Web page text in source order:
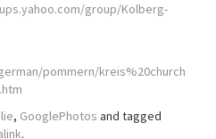
group/Kolberg-
pommern/kreis%20church
, GooglePhotos and tagged
.